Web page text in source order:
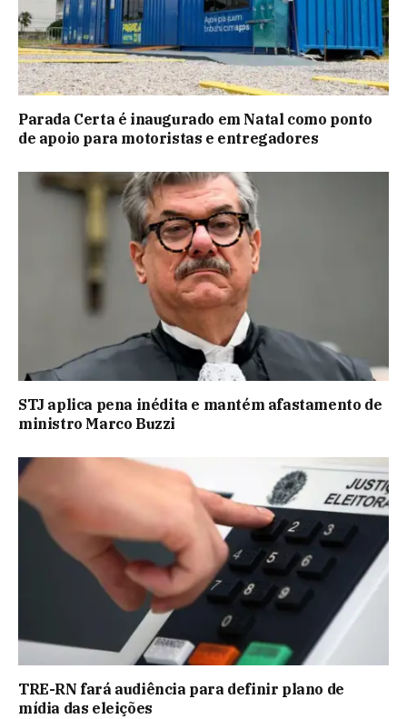
Parada Certa é inaugurado em Natal como ponto
de apoio para motoristas e entregadores
STJ aplica pena inédita e mantém afastamento de
ministro Marco Buzzi
TRE-RN fará audiência para definir plano de
mídia das eleições